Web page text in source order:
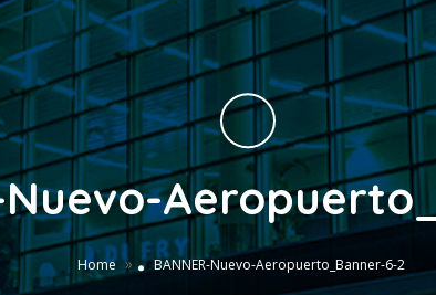
Nuevo-
Home » BANNER-Nuevo-Aeropuerto_Banner-6-2